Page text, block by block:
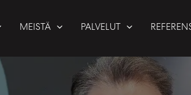
MEISTÄ PALVELUT